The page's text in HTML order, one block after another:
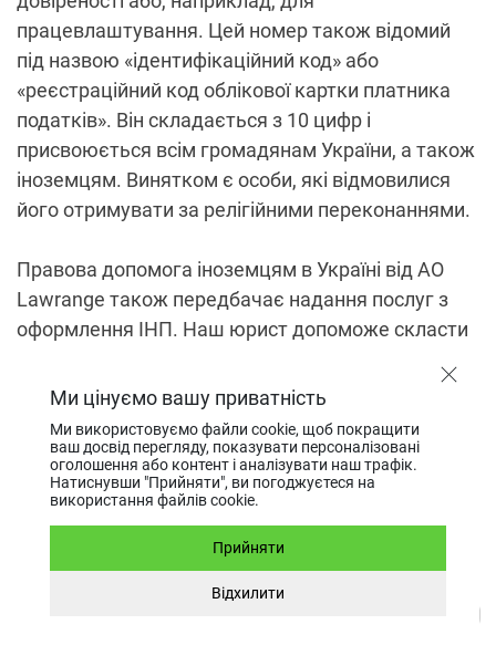
працевлаштування. Цей номер також відомий
під назвою «ідентифікаційний код» або
«реєстраційний код облікової картки платника
податків». Він складається з 10 цифр і
присвоюється всім громадянам України, а також
іноземцям. Винятком є особи, які відмовилися
його отримувати за релігійними переконаннями.
Правова допомога іноземцям в Україні від АО
Lawrange також передбачає надання послуг з
оформлення ІНП. Наш юрист допоможе скласти
за вашим місцем реєстрації. Додатково буде
надано допомогу у підготовці копій паспорта та
документа, що підтверджує легальне
перебування нерезидента в Україні.
Підтримка у відкритті та
веденні бізнесу для іноземних
Ми цінуємо вашу приватність
Ми використовуємо файли cookie, щоб покращити
ваш досвід перегляду, показувати персоналізовані
оголошення або контент і аналізувати наш трафік.
Натиснувши "Прийняти", ви погоджуєтеся на
використання файлів cookie.
Прийняти
Відхилити